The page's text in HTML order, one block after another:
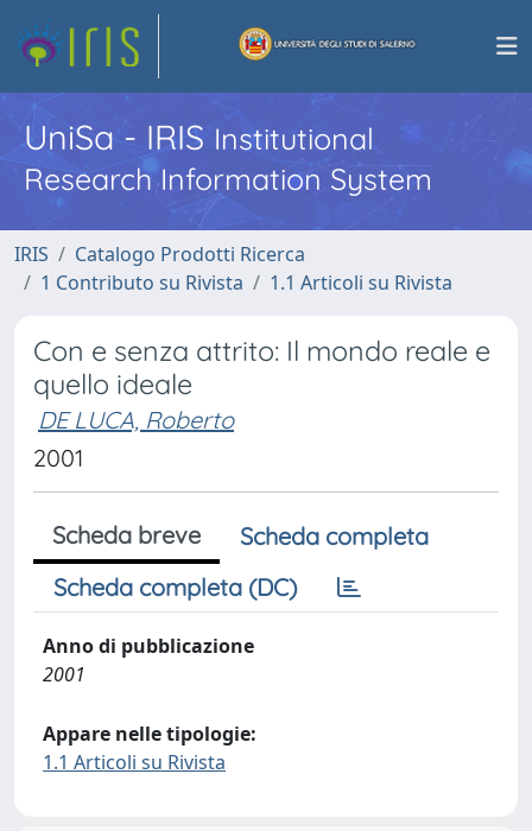
UniSa - IRISInstitutional
Research Information System
IRIS
Catalogo Prodotti Ricerca
1 Contributo su Rivista
1.1 Articoli su Rivista
Con e senza attrito: Il mondo reale e
quello ideale
DE LUCA, Roberto
2001
Scheda breve
Scheda completa
Scheda completa (DC)
Anno di pubblicazione
2001
Appare nelle tipologie:
1.1 Articoli su Rivista